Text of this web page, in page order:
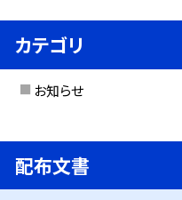
カテゴリ
お知らせ
配布文書